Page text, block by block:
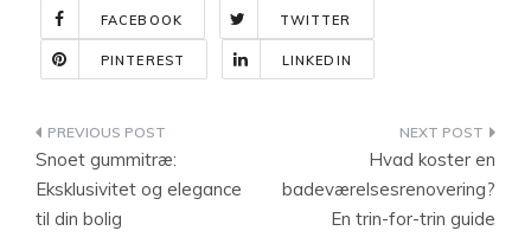
FACEBOOK TWITTER
PINTEREST LINKEDIN
Indlægsnavigation
Snoet gummitræ:
Eksklusivitet og elegance
til din bolig
Hvad koster en
badeværelsesrenovering?
En trin-for-trin guide